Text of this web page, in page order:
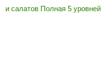
и салатов Полная 5 уровней